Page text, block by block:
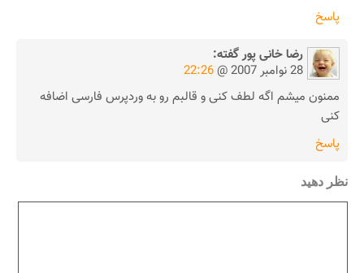
پاسخ
رضا خانی پورگفته:
28 نوامبر 2007 @
22:26
ممنون میشم اگه لطف کنی و قالبم رو به وردپرس فارسی اضافه
کنی
پاسخ
نظر دهید